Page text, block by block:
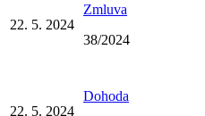
22. 5. 2024
Zmluva
38/2024
22. 5. 2024
Dohoda